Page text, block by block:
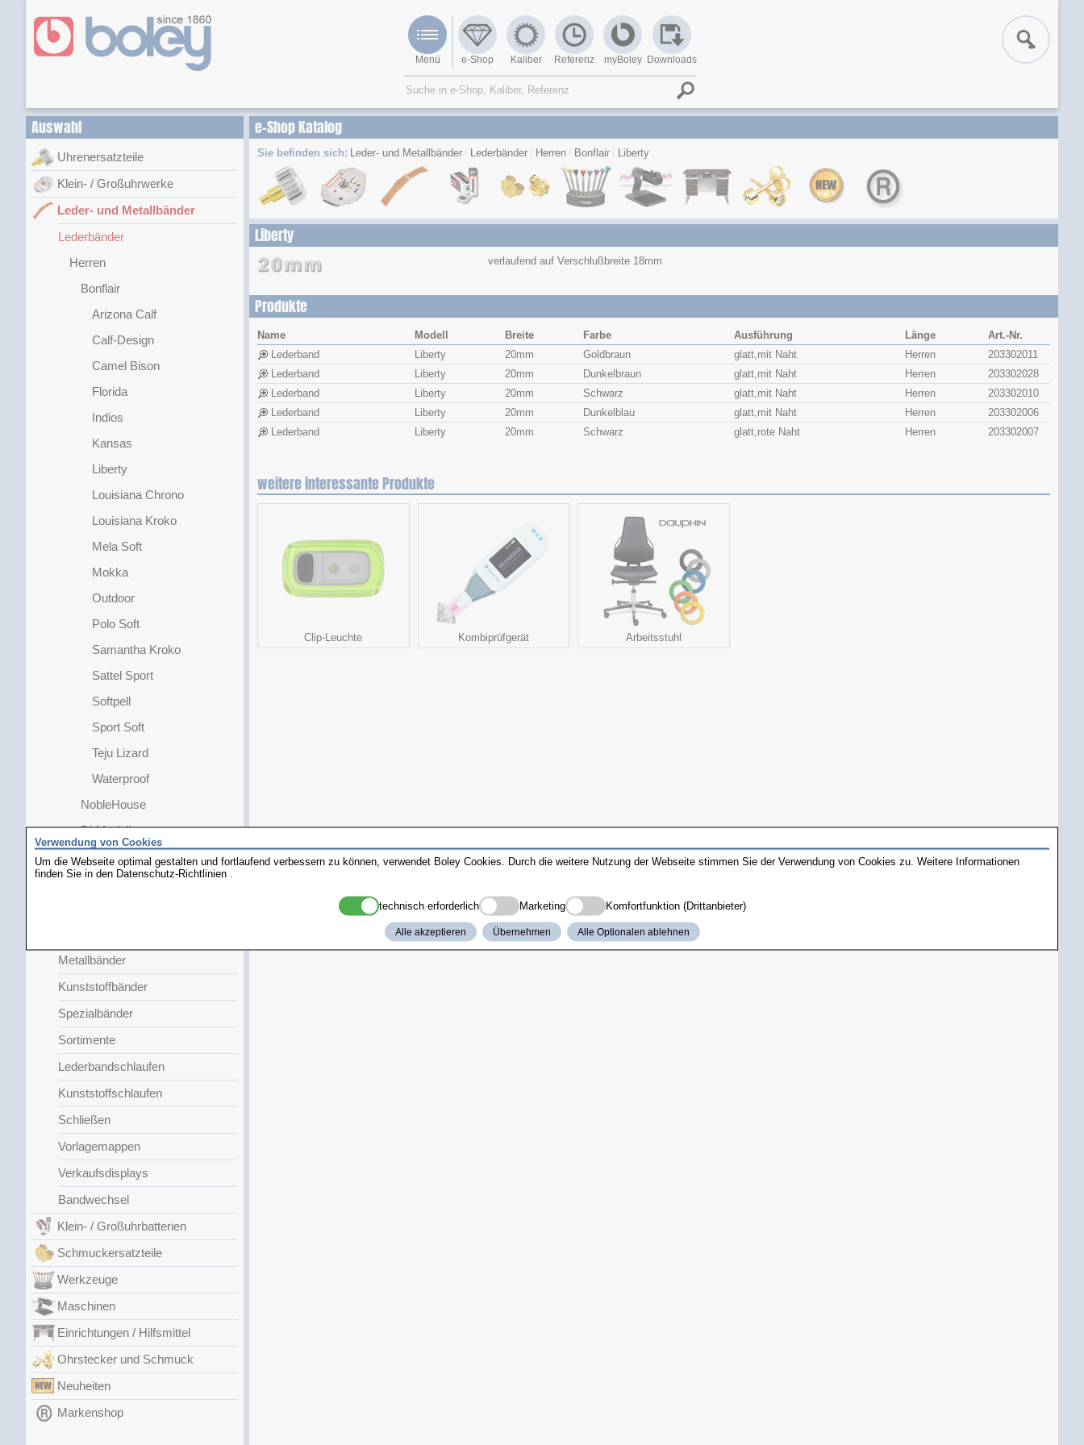
Menü e-Shop Kaliber Referenz myBoley Downloads
Auswahl
Uhrenersatzteile
Klein- / Großuhrwerke
Leder- und Metallbänder
Lederbänder
Herren
Bonflair
Arizona Calf
Calf-Design
Camel Bison
Florida
Indios
Kansas
Liberty
Louisiana Chrono
Louisiana Kroko
Mela Soft
Mokka
Outdoor
Polo Soft
Samantha Kroko
Sattel Sport
Softpell
Sport Soft
Teju Lizard
Waterproof
NobleHouse
Di-Modell
Extra Lang
Faltschließe
Metallbänder
Kunststoffbänder
Spezialbänder
Sortimente
Lederbandschlaufen
Kunststoffschlaufen
Schließen
Vorlagemappen
Verkaufsdisplays
Bandwechsel
Klein- / Großuhrbatterien
Schmuckersatzteile
Werkzeuge
Maschinen
Einrichtungen / Hilfsmittel
Ohrstecker und Schmuck
Neuheiten
Markenshop
e-Shop Katalog
Sie befinden sich: Leder- und Metallbänder Lederbänder Herren Bonflair Liberty
Liberty
verlaufend auf Verschlußbreite 18mm
Produkte
Name Modell Breite Farbe Ausführung Länge
Art.-Nr.
Lederband
Liberty 20mm Goldbraun glatt,mit Naht Herren
203302011
Lederband
Liberty 20mm Dunkelbraun glatt,mit Naht Herren
203302028
Lederband
Liberty 20mm Schwarz glatt,mit Naht Herren
203302010
Lederband
Liberty 20mm Dunkelblau glatt,mit Naht Herren
203302006
Lederband
Liberty 20mm Schwarz glatt,rote Naht Herren 203302007
weitere interessante Produkte
Clip-Leuchte Kombiprüfgerät Arbeitsstuhl
Verwendung von Cookies
Um die Webseite optimal gestalten und fortlaufend verbessern zu können, verwendet Boley Cookies. Durch die weitere Nutzung der Webseite stimmen Sie der Verwendung von Cookies zu. Weitere Informationen
finden Sie in den Datenschutz-Richtlinien
technisch erforderlich Marketing Komfortfunktion (Drittanbieter)
Alle akzeptieren Übernehmen Alle Optionalen ablehnen